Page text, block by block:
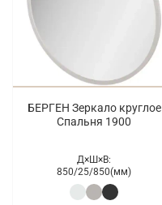
БЕРГЕН Зеркало круглое
Спальня 1900
Д×Ш×В:
850/25/850(мм)